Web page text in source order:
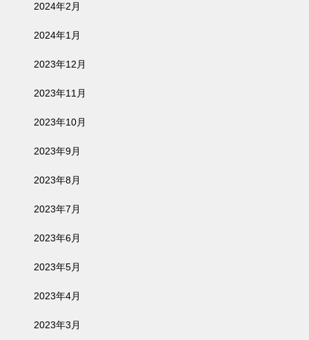
2024年2月
2024年1月
2023年12月
2023年11月
2023年10月
2023年9月
2023年8月
2023年7月
2023年6月
2023年5月
2023年4月
2023年3月